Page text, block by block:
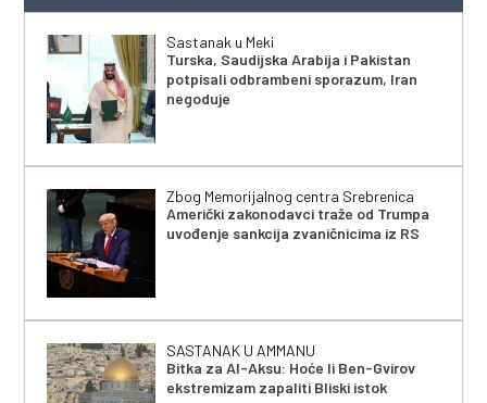
Sastanak u Meki
Turska, Saudijska Arabija i Pakistan
potpisali odbrambeni sporazum, Iran
negoduje
Zbog Memorijalnog centra Srebrenica
Američki zakonodavci traže od Trumpa
uvođenje sankcija zvaničnicima iz RS
SASTANAK U AMMANU
Bitka za Al-Aksu: Hoće li Ben-Gvirov
ekstremizam zapaliti Bliski istok